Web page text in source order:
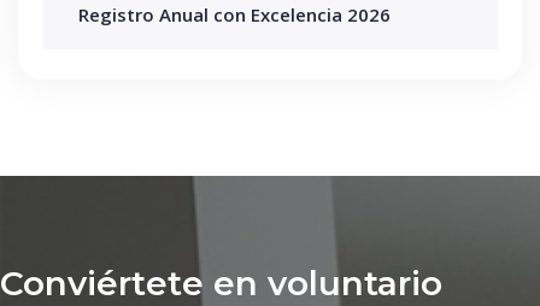
Registro Anual con Excelencia 2026
Conviértete en voluntario